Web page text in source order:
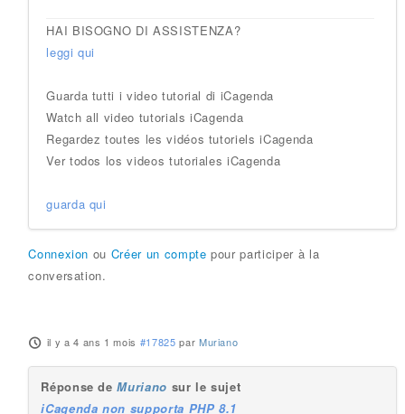
HAI BISOGNO DI ASSISTENZA?
leggi qui
Guarda tutti i video tutorial di iCagenda
Watch all video tutorials iCagenda
Regardez toutes les vidéos tutoriels iCagenda
Ver todos los videos tutoriales iCagenda
guarda qui
Connexion ou Créer un compte pour participer à la
conversation.
il y a 4 ans 1 mois #17825 par Muriano
Réponse deMuriano sur le sujet
iCagenda non supporta PHP 8.1